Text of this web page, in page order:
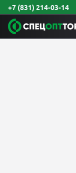
+7 (831) 214-03-14